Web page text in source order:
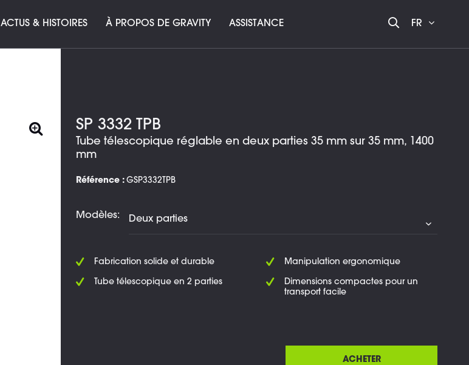
ACTUS & HISTOIRES À PROPOS DE GRAVITY ASSISTANCE FR
SP 3332 TPB
Tube télescopique réglable en deux parties 35 mm sur 35 mm, 1400
mm
Référence : GSP3332TPB
Modèles:
Fabrication solide et durable Manipulation ergonomique
Tube télescopique en 2 parties
Dimensions compactes pour un
transport facile
ACHETER